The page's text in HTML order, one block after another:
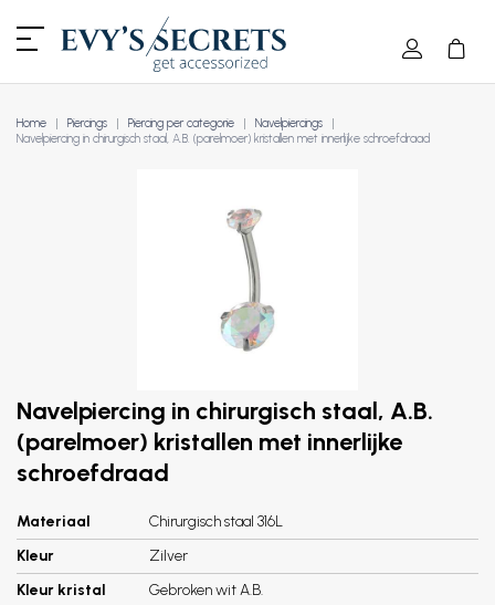
Home Piercings Piercing per categorie
Navelpiercings
Navelpiercing in chirurgisch staal, A.B. (parelmoer) kristallen met innerlijke schroefdraad
Navelpiercing in chirurgisch staal, A.B.
(parelmoer) kristallen met innerlijke
schroefdraad
Materiaal
Chirurgisch staal 316L
Kleur
Zilver
Kleur kristal
Gebroken wit A.B.